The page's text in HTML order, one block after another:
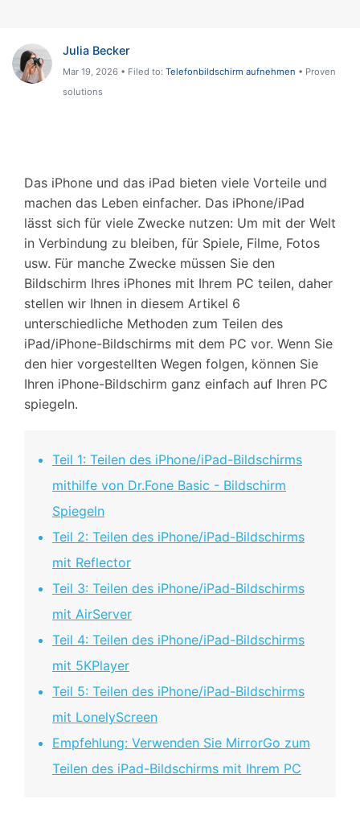
Julia Becker
Mar 19, 2026 • Filed to: Telefonbildschirm aufnehmen • Proven
solutions
Das iPhone und das iPad bieten viele Vorteile und
machen das Leben einfacher. Das iPhone/iPad
lässt sich für viele Zwecke nutzen: Um mit der Welt
in Verbindung zu bleiben, für Spiele, Filme, Fotos
usw. Für manche Zwecke müssen Sie den
Bildschirm Ihres iPhones mit Ihrem PC teilen, daher
stellen wir Ihnen in diesem Artikel 6
unterschiedliche Methoden zum Teilen des
iPad/iPhone-Bildschirms mit dem PC vor. Wenn Sie
den hier vorgestellten Wegen folgen, können Sie
Ihren iPhone-Bildschirm ganz einfach auf Ihren PC
spiegeln.
Teil 1: Teilen des iPhone/iPad-Bildschirms
mithilfe von Dr.Fone Basic - Bildschirm
Spiegeln
Teil 2: Teilen des iPhone/iPad-Bildschirms
mit Reflector
Teil 3: Teilen des iPhone/iPad-Bildschirms
mit AirServer
Teil 4: Teilen des iPhone/iPad-Bildschirms
mit 5KPlayer
Teil 5: Teilen des iPhone/iPad-Bildschirms
mit LonelyScreen
Empfehlung: Verwenden Sie MirrorGo zum
Teilen des iPad-Bildschirms mit Ihrem PC